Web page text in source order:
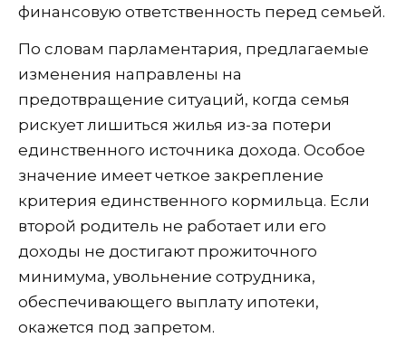
финансовую ответственность перед семьей.
По словам парламентария, предлагаемые
изменения направлены на
предотвращение ситуаций, когда семья
рискует лишиться жилья из-за потери
единственного источника дохода. Особое
значение имеет четкое закрепление
критерия единственного кормильца. Если
второй родитель не работает или его
доходы не достигают прожиточного
минимума, увольнение сотрудника,
обеспечивающего выплату ипотеки,
окажется под запретом.